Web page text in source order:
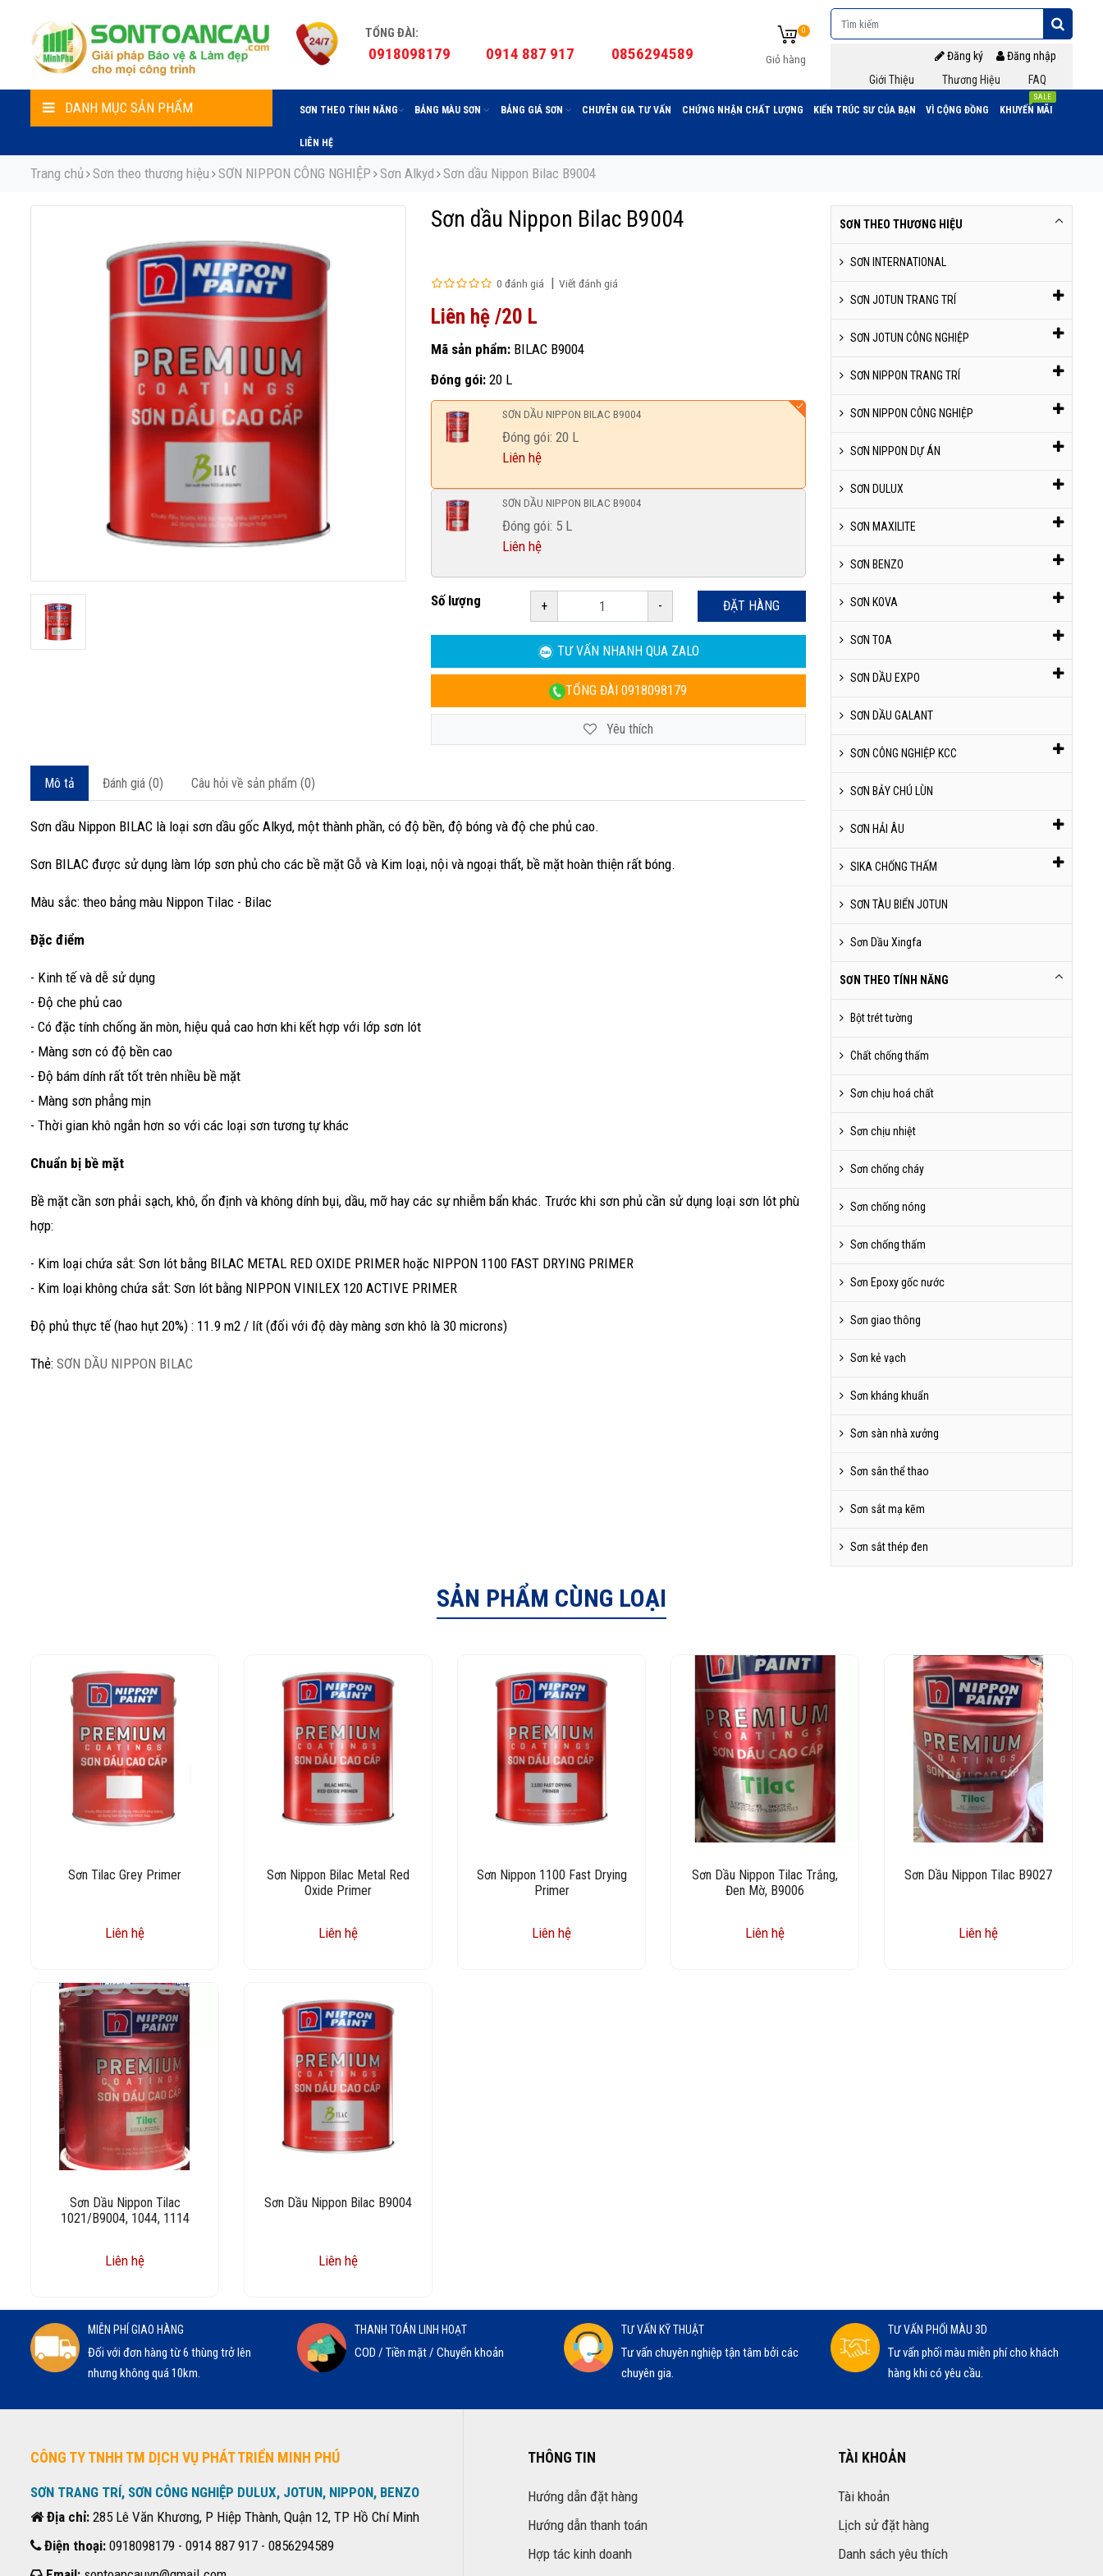
TỔNG ĐÀI:
0918098179 0914 887 917 0856294589
0
Giỏ hàng Đăng ký
Đăng nhập
Giới Thiệu
Thương Hiệu FAQ
DANH MỤC SẢN PHẨM SƠN THEO TÍNH NĂNG BẢNG MÀU SƠN BẢNG GIÁ SƠN CHUYÊN GIA TƯ VẤN CHỨNG NHẬN CHẤT LƯỢNG KIẾN TRÚC SƯ CỦA BẠN VÌ CỘNG ĐỒNG KHUYẾN MÃI
SALE
LIÊN HỆ
Trang chủ Sơn theo thương hiệu SƠN NIPPON CÔNG NGHIỆP Sơn Alkyd Sơn dầu Nippon Bilac B9004
Sơn dầu Nippon Bilac B9004
0 đánh giá Viết đánh giá
Liên hệ /20 L
Mã sản phẩm:BILAC B9004
Đóng gói:20 L
SƠN DẦU NIPPON BILAC B9004
Đóng gói: 20 L
Liên hệ
SƠN DẦU NIPPON BILAC B9004
Đóng gói: 5 L
Liên hệ
Số lượng + - ĐẶT HÀNG
TƯ VẤN NHANH QUA ZALO
TỔNG ĐÀI0918098179
Yêu thích
Mô tả Đánh giá (0) Câu hỏi về sản phẩm (0)
Sơn dầu Nippon BILAC là loại sơn dầu gốc Alkyd, một thành phần, có độ bền, độ bóng và độ che phủ cao.
Sơn BILAC được sử dụng làm lớp sơn phủ cho các bề mặt Gỗ và Kim loại, nội và ngoại thất, bề mặt hoàn thiện rất bóng.
Màu sắc: theo bảng màu Nippon Tilac - Bilac
Đặc điểm
- Kinh tế và dễ sử dụng
- Độ che phủ cao
- Có đặc tính chống ăn mòn, hiệu quả cao hơn khi kết hợp với lớp sơn lót
- Màng sơn có độ bền cao
- Độ bám dính rất tốt trên nhiều bề mặt
- Màng sơn phẳng mịn
- Thời gian khô ngắn hơn so với các loại sơn tương tự khác
Chuẩn bị bề mặt
Bề mặt cần sơn phải sạch, khô, ổn định và không dính bụi, dầu, mỡ hay các sự nhiễm bẩn khác. Trước khi sơn phủ cần sử dụng loại sơn lót phù
hợp:
- Kim loại chứa sắt: Sơn lót bằng BILAC METAL RED OXIDE PRIMER hoặc NIPPON 1100 FAST DRYING PRIMER
- Kim loại không chứa sắt: Sơn lót bằng NIPPON VINILEX 120 ACTIVE PRIMER
Độ phủ thực tế (hao hụt 20%) : 11.9 m2 / lít (đối với độ dày màng sơn khô là 30 microns)
Thẻ: SƠN DẦU NIPPON BILAC
SƠN THEO THƯƠNG HIỆU
SƠN INTERNATIONAL
SƠN JOTUN TRANG TRÍ
SƠN JOTUN CÔNG NGHIỆP
SƠN NIPPON TRANG TRÍ
SƠN NIPPON CÔNG NGHIỆP
SƠN NIPPON DỰ ÁN
SƠN DULUX
SƠN MAXILITE
SƠN BENZO
SƠN KOVA
SƠN TOA
SƠN DẦU EXPO
SƠN DẦU GALANT
SƠN CÔNG NGHIỆP KCC
SƠN BẢY CHÚ LÙN
SƠN HẢI ÂU
SIKA CHỐNG THẤM
SƠN TÀU BIỂN JOTUN
Sơn Dầu Xingfa
SƠN THEO TÍNH NĂNG
Bột trét tường
Chất chống thấm
Sơn chịu hoá chất
Sơn chịu nhiệt
Sơn chống cháy
Sơn chống nóng
Sơn chống thấm
Sơn Epoxy gốc nước
Sơn giao thông
Sơn kẻ vạch
Sơn kháng khuẩn
Sơn sàn nhà xưởng
Sơn sân thể thao
Sơn sắt mạ kẽm
Sơn sắt thép đen
SẢN PHẨM CÙNG LOẠI
Sơn Tilac Grey Primer
Liên hệ
Sơn Nippon Bilac Metal Red
Oxide Primer
Liên hệ
Sơn Nippon 1100 Fast Drying
Primer
Liên hệ
Sơn Dầu Nippon Tilac Trắng,
Đen Mờ, B9006
Liên hệ
Sơn Dầu Nippon Tilac B9027
Liên hệ
Sơn Dầu Nippon Tilac
1021/B9004, 1044, 1114
Liên hệ
Sơn Dầu Nippon Bilac B9004
Liên hệ
MIỄN PHÍ GIAO HÀNG
Đối với đơn hàng từ 6 thùng trở lên
nhưng không quá 10km.
THANH TOÁN LINH HOẠT
COD / Tiền mặt / Chuyển khoản
TƯ VẤN KỸ THUẬT
Tư vấn chuyên nghiệp tận tâm bởi các
chuyên gia.
TƯ VẤN PHỐI MÀU 3D
Tư vấn phối màu miễn phí cho khách
hàng khi có yêu cầu.
CÔNG TY TNHH TM DỊCH VỤ PHÁT TRIỂN MINH PHÚ
SƠN TRANG TRÍ, SƠN CÔNG NGHIỆP DULUX, JOTUN, NIPPON, BENZO
Địa chỉ: 285 Lê Văn Khương, P Hiệp Thành, Quận 12, TP Hồ Chí Minh
Điện thoại: 0918098179 - 0914 887 917 - 0856294589
THÔNG TIN
Hướng dẫn đặt hàng
Hướng dẫn thanh toán
Hợp tác kinh doanh
TÀI KHOẢN
Tài khoản
Lịch sử đặt hàng
Danh sách yêu thích